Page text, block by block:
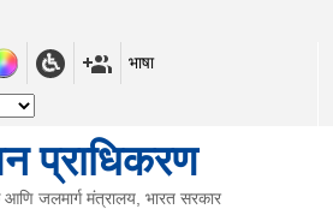
भाषा
प्राधिकरण
जलमार्ग मंत्रालय, भारत सरकार